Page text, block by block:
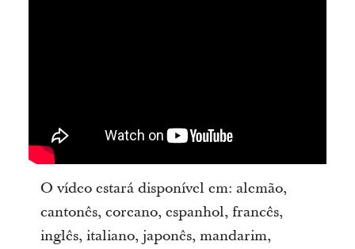
O vídeo estará disponível em: alemão,
cantonês, coreano, espanhol, francês,
inglês, italiano, japonês, mandarim,